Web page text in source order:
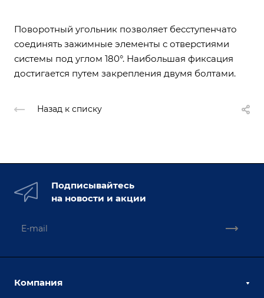
Поворотный угольник позволяет бесступенчато
соединять зажимные элементы с отверстиями
системы под углом 180°. Наибольшая фиксация
достигается путем закрепления двумя болтами.
Назад к списку
Подписывайтесь
на новости и акции
Компания